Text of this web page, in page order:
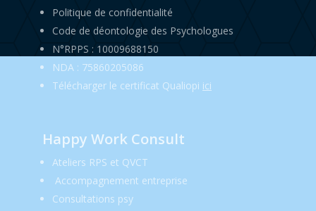
Politique de confidentialité
Code de déontologie des Psychologues
N°RPPS : 10009688150
NDA : 75860205086
Télécharger le certificat Qualiopi ici
Happy Work Consult
Ateliers RPS et QVCT
Accompagnement entreprise
Consultations psy